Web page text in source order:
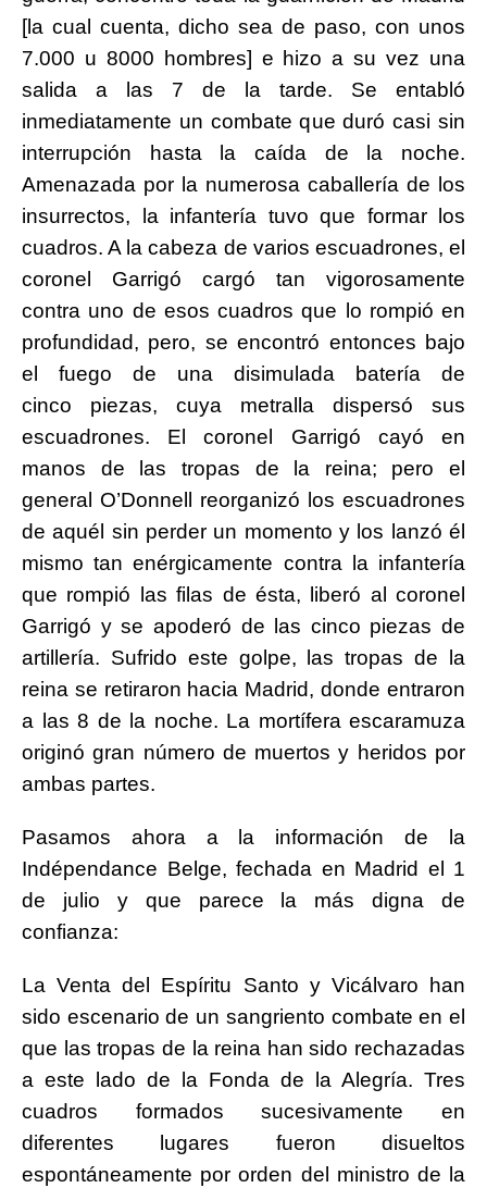
[la cual cuenta, dicho sea de paso, con unos
7.000 u 8000 hombres] e hizo a su vez una
salida a las 7 de la tarde. Se entabló
inmediatamente un combate que duró casi sin
interrupción hasta la caída de la noche.
Amenazada por la numerosa caballería de los
insurrectos, la infantería tuvo que formar los
cuadros. A la cabeza de varios escuadrones, el
coronel Garrigó cargó tan vigorosamente
contra uno de esos cuadros que lo rompió en
profundidad, pero, se encontró entonces bajo
el fuego de una disimulada batería de
cinco piezas, cuya metralla dispersó sus
escuadrones. El coronel Garrigó cayó en
manos de las tropas de la reina; pero el
general O’Donnell reorganizó los escuadrones
de aquél sin perder un momento y los lanzó él
mismo tan enérgicamente contra la infantería
que rompió las filas de ésta, liberó al coronel
Garrigó y se apoderó de las cinco piezas de
artillería. Sufrido este golpe, las tropas de la
reina se retiraron hacia Madrid, donde entraron
a las 8 de la noche. La mortífera escaramuza
originó gran número de muertos y heridos por
ambas partes.
Pasamos ahora a la información de la
Indépendance Belge, fechada en Madrid el 1
de julio y que parece la más digna de
confianza:
La Venta del Espíritu Santo y Vicálvaro han
sido escenario de un sangriento combate en el
que las tropas de la reina han sido rechazadas
a este lado de la Fonda de la Alegría. Tres
cuadros formados sucesivamente en
diferentes lugares fueron disueltos
espontáneamente por orden del ministro de la